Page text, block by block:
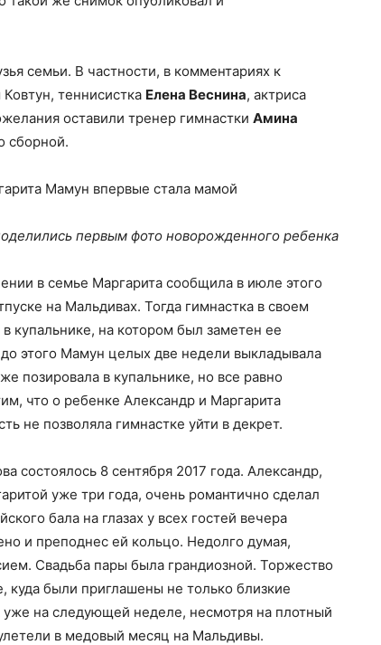
семьи. В частности, в комментариях к
теннисистка Елена Веснина, актриса
оставили тренер гимнастки Амина
сборной.
первым фото новорожденного ребенка
в семье Маргарита сообщила в июле этого
на Мальдивах. Тогда гимнастка в своем
купальнике, на котором был заметен ее
этого Мамун целых две недели выкладывала
позировала в купальнике, но все равно
что о ребенке Александр и Маргарита
не позволяла гимнастке уйти в декрет.
состоялось 8 сентября 2017 года. Александр,
уже три года, очень романтично сделал
бала на глазах у всех гостей вечера
и преподнес ей кольцо. Недолго думая,
Свадьба пары была грандиозной. Торжество
куда были приглашены не только близкие
на следующей неделе, несмотря на плотный
в медовый месяц на Мальдивы.